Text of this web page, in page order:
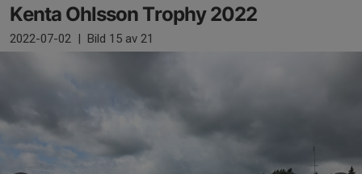
Kenta Ohlsson Trophy 2022
2022-07-02 | Bild 15 av 21